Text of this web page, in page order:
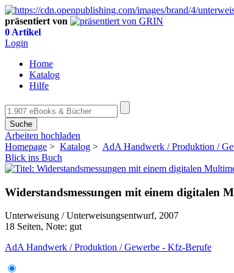
präsentiert von
0 Artikel
Login
Home
Katalog
Hilfe
Suche
Arbeiten hochladen
Homepage > Katalog > AdA Handwerk / Produktion /
Blick ins Buch
Widerstandsmessungen mit einem digitalen
Unterweisung / Unterweisungsentwurf, 2007
18 Seiten, Note: gut
AdA Handwerk / Produktion / Gewerbe - Kfz-Berufe